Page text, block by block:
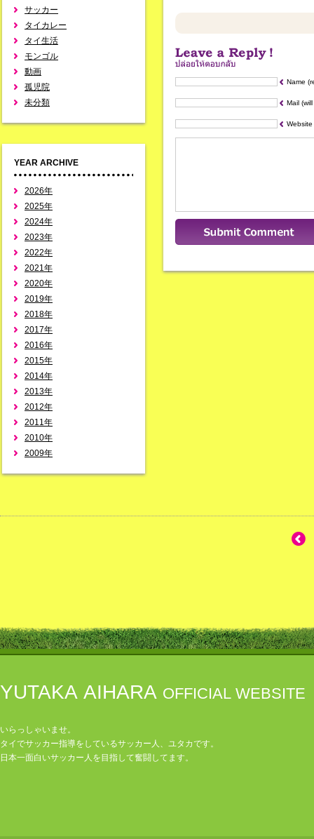
サッカー
タイカレー
タイ生活
モンゴル
動画
孤児院
未分類
YEAR ARCHIVE
2026年
2025年
2024年
2023年
2022年
2021年
2020年
2019年
2018年
2017年
2016年
2015年
2014年
2013年
2012年
2011年
2010年
2009年
Name
Mail
Website
YUTAKA AIHARA OFFICIAL WEBSITE
いらっしゃいませ。
タイでサッカー指導をしているサッカー人、ユタカです。
日本一面白いサッカー人を目指して奮闘してます。